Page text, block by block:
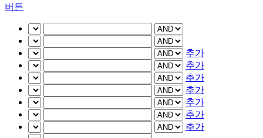
버튼
추가
추가
추가
추가
추가
추가
추가